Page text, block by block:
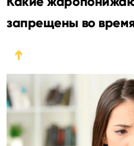
запрещены во
➔